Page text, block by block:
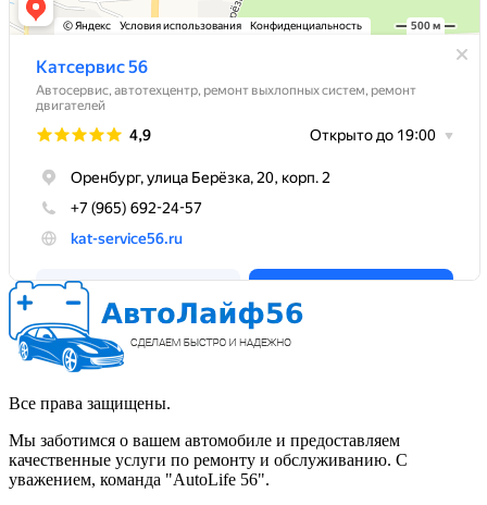
Все права защищены.
Мы заботимся о вашем автомобиле и предоставляем
качественные услуги по ремонту и обслуживанию. С
уважением, команда "AutoLife 56".